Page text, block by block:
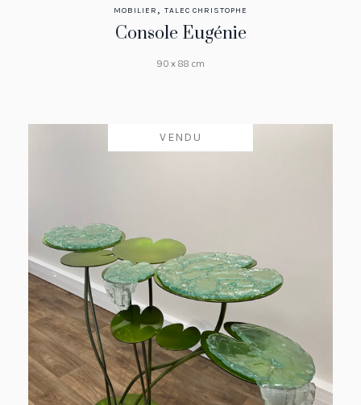
MOBILIER ,TALEC CHRISTOPHE
Console Eugénie
90 x 88 cm
VENDU